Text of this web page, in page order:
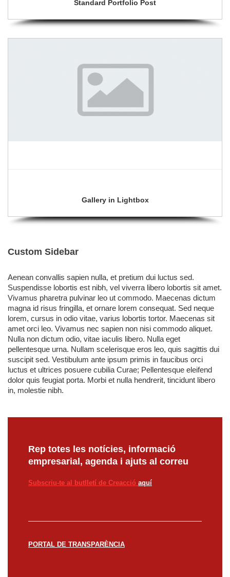
Standard Portfolio Post
Gallery in Lightbox
Custom Sidebar
Aenean convallis sapien nulla, et pretium dui luctus sed.
Suspendisse lobortis est nibh, vel viverra libero lobortis sit amet.
Vivamus pharetra pulvinar leo ut commodo. Maecenas dictum
magna id risus fringilla, et ornare lorem consequat. Sed neque
lorem, cursus in odio vitae, varius lobortis tortor. Maecenas sit
amet orci leo. Vivamus nec sapien non nisi commodo aliquet.
Nulla non dictum odio, vitae iaculis libero. Nulla eget
pellentesque urna. Nullam scelerisque eros leo, quis sagittis dui
suscipit sed. Vestibulum ante ipsum primis in faucibus orci
luctus et ultrices posuere cubilia Curae; Pellentesque eleifend
dolor quis feugiat porta. Morbi et nulla hendrerit, tincidunt libero
in, molestie nibh.
Rep totes les notícies, informació
empresarial, agenda i ajuts al correu
Subscriu-te al butlletí de Creacció aquí
PORTAL DE TRANSPARÈNCIA